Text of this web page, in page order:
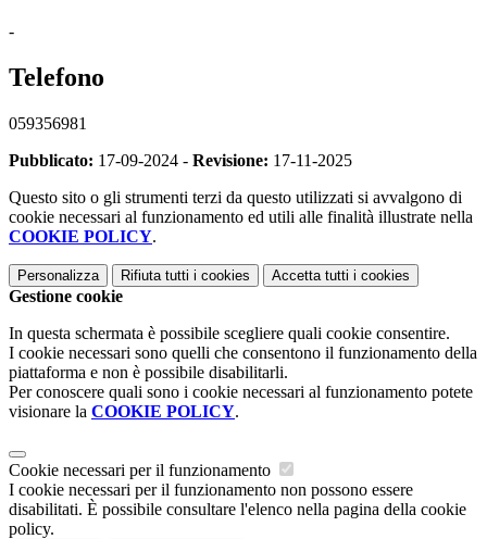
-
Telefono
059356981
Pubblicato: 17-09-2024 - Revisione: 17-11-2025
Questo sito o gli strumenti terzi da questo utilizzati si avvalgono di
cookie necessari al funzionamento ed utili alle finalità illustrate nella
COOKIE POLICY.
Personalizza Rifiuta tutti i cookies Accetta tutti i cookies
Gestione cookie
In questa schermata è possibile scegliere quali cookie consentire.
I cookie necessari sono quelli che consentono il funzionamento della
piattaforma e non è possibile disabilitarli.
Per conoscere quali sono i cookie necessari al funzionamento potete
visionare la COOKIE POLICY.
Cookie necessari per il funzionamento
I cookie necessari per il funzionamento non possono essere
disabilitati. È possibile consultare l'elenco nella pagina della cookie
policy.